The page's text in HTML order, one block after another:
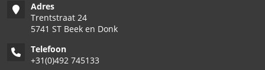
Adres
Trentstraat 24
5741 ST Beek en Donk
Telefoon
+31(0)492 745133